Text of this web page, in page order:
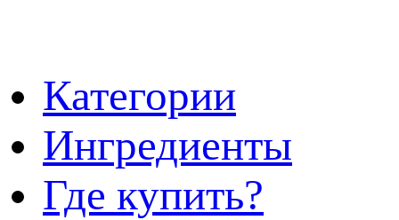
Категории
Ингредиенты
Где купить?